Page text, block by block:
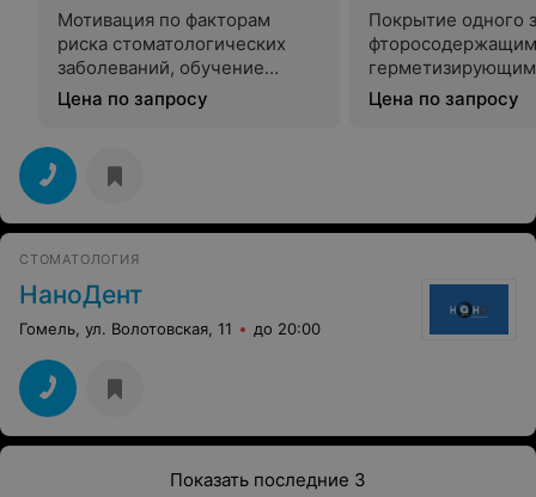
Мотивация по факторам
риска стоматологических
заболеваний, обучение
пациента чистке зубов
Цена по запросу
Покрытие одного
герметизирующим
препаратом
Цена по запросу
СТОМАТОЛОГИЯ
НаноДент
Гомель, ул. Волотовская, 11 до 20:00
Показать последние 3